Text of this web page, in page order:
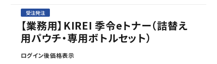
お問い合わせ
受注発注
【業務用】KIREI 季令eトナー（詰替え
用パウチ・専用ボトルセット）
ログイン後価格表示